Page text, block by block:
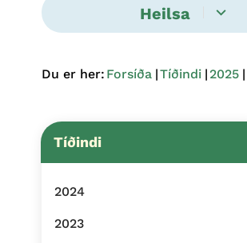
Heilsa
Du er her: Forsíða Tíðindi 2025
Tíðindi
2024
2023